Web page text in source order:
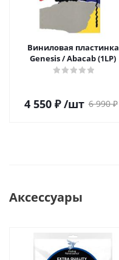
Виниловая пластинка
Genesis / Abacab (1LP)
4 550₽ /шт 6 990₽
Аксессуары